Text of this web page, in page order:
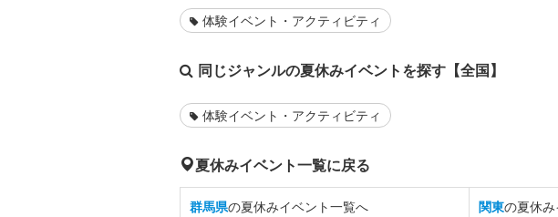
体験イベント・アクティビティ
同じジャンルの夏休みイベントを探す【全国】
体験イベント・アクティビティ
夏休みイベント一覧に戻る
群馬県の夏休みイベント一覧へ 関東の夏休